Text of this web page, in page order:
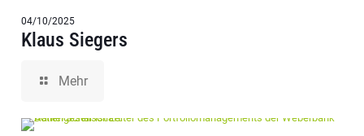
04/10/2025
Klaus Siegers
Mehr